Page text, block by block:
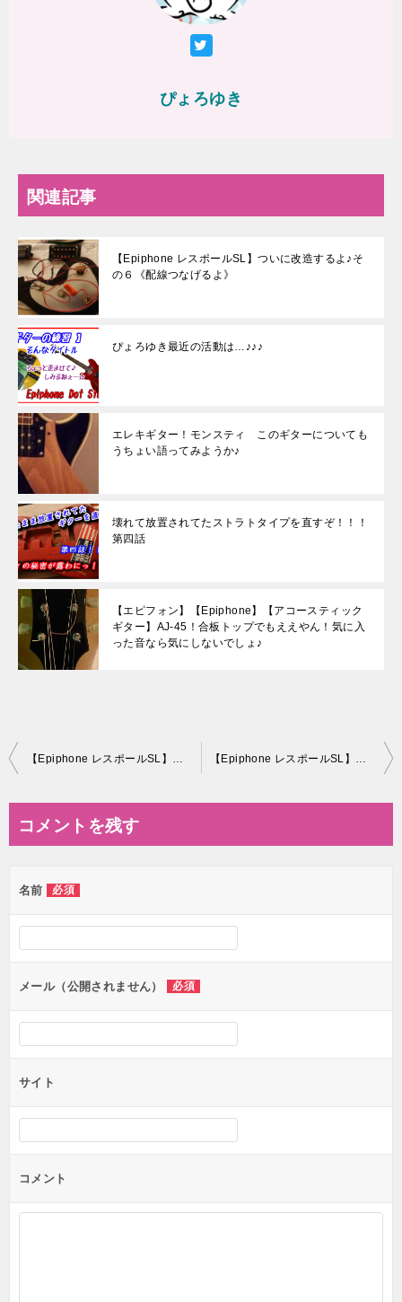
ぴょろゆき
関連記事
【Epiphone レスポールSL】ついに改造するよ♪そ
の６《配線つなげるよ》
ぴょろゆき最近の活動は…♪♪♪
エレキギター！モンスティ このギターについても
うちょい語ってみようか♪
壊れて放置されてたストラトタイプを直すぞ！！！
第四話
【エピフォン】【Epiphone】【アコースティック
ギター】AJ-45！合板トップでもええやん！気に入
った音なら気にしないでしょ♪
投
ビ
ー
シ
ョ
ン
コメントを残す
名前 必須
メール（公開されません） 必須
サイト
コメント